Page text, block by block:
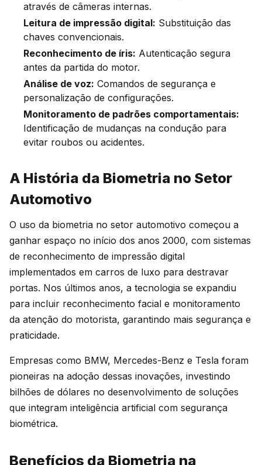
através de câmeras internas.
Leitura de impressão digital: Substituição das
chaves convencionais.
Reconhecimento de íris: Autenticação segura
antes da partida do motor.
Análise de voz: Comandos de segurança e
personalização de configurações.
Monitoramento de padrões comportamentais:
Identificação de mudanças na condução para
evitar roubos ou acidentes.
A História da Biometria no Setor
Automotivo
O uso da biometria no setor automotivo começou a
ganhar espaço no início dos anos 2000, com sistemas
de reconhecimento de impressão digital
implementados em carros de luxo para destravar
portas. Nos últimos anos, a tecnologia se expandiu
para incluir reconhecimento facial e monitoramento
da atenção do motorista, garantindo mais segurança e
praticidade.
Empresas como BMW, Mercedes-Benz e Tesla foram
pioneiras na adoção dessas inovações, investindo
bilhões de dólares no desenvolvimento de soluções
que integram inteligência artificial com segurança
biométrica.
Benefícios da Biometria na